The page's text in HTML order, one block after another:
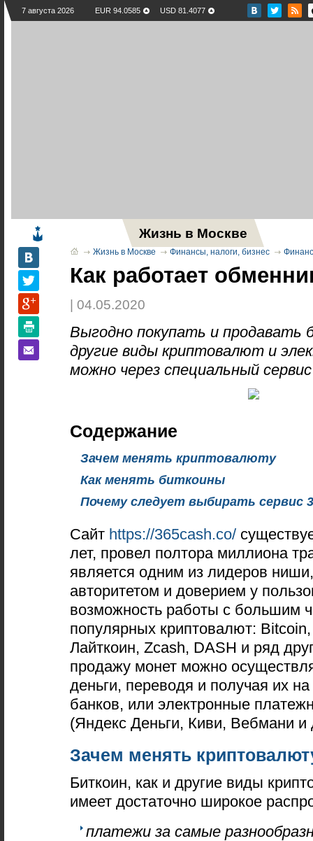
7 августа 2026 EUR 94.0585 USD 81.4077
Жизнь в Москве
Жизнь в Москве Финансы, налоги, бизнес
Как работает
| 04.05.2020
Выгодно покупать и продавать
другие виды криптовалют и
можно через специальный
Содержание
Зачем менять криптовалюту
Как менять биткоины
Почему следует выбирать сервис
Сайт https://365cash.co/
лет, провел полтора миллиона
является одним из лидеров
авторитетом и доверием у
возможность работы с большим
популярных криптовалют:
Лайткоин, Zcash, DASH и ряд
продажу монет можно
деньги, переводя и получая их
банков, или электронные
(Яндекс Деньги, Киви, Вебмани и
Зачем менять
Биткоин, как и другие виды
имеет достаточно широкое
платежи за самые